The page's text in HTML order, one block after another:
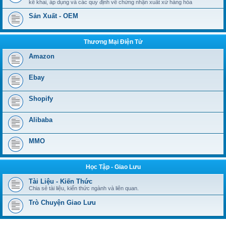
kê khai, áp dụng và các quy định về chứng nhận xuất xứ hàng hóa
Sản Xuất - OEM
Thương Mại Điện Tử
Amazon
Ebay
Shopify
Alibaba
MMO
Học Tập - Giao Lưu
Tài Liệu - Kiến Thức
Chia sẻ tài liệu, kiến thức ngành và liên quan.
Trò Chuyện Giao Lưu